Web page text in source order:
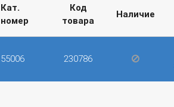
Кат.
номер
Код
товара
Наличие
55006 230786